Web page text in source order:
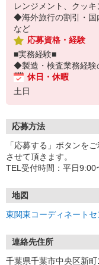
レンジメント、クッキ
◆海外旅行の割引・国
など
応募資格・経験
■実務経験■
◆製造・検査業務経験
休日・休暇
土日
応募方法
「応募する」ボタンを
させて頂きます。
TEL受付時間：平日9:00
地図
東関東コーディネートセ
連絡先住所
千葉県千葉市中央区新